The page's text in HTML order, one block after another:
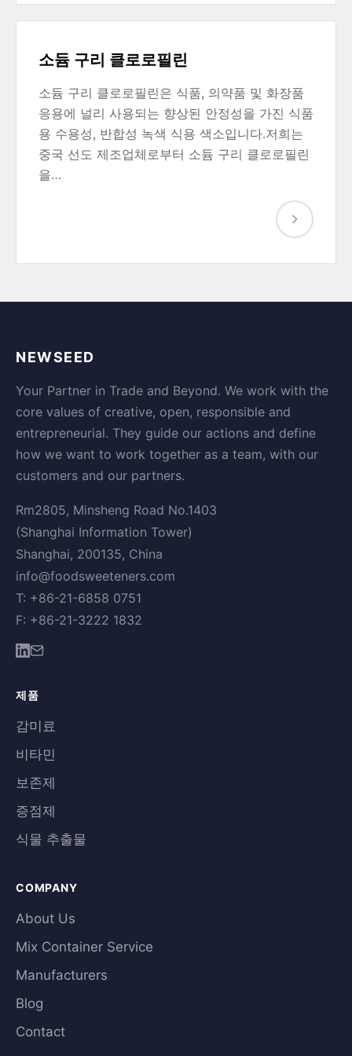
소듐 구리 클로로필린
소듐 구리 클로로필린은 식품, 의약품 및 화장품
응용에 널리 사용되는 향상된 안정성을 가진 식품
용 수용성, 반합성 녹색 식용 색소입니다.저희는
중국 선도 제조업체로부터 소듐 구리 클로로필린
을…
NEWSEED
Your Partner in Trade and Beyond. We work with the
core values of creative, open, responsible and
entrepreneurial. They guide our actions and define
how we want to work together as a team, with our
customers and our partners.
Rm2805, Minsheng Road No.1403
(Shanghai Information Tower)
Shanghai, 200135, China
info@foodsweeteners.com
T: +86-21-6858 0751
F: +86-21-3222 1832
제품
감미료
비타민
보존제
증점제
식물 추출물
COMPANY
About Us
Mix Container Service
Manufacturers
Blog
Contact